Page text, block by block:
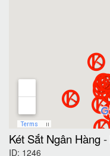
Két Sắt Ngân Hàng-
ID: 1246